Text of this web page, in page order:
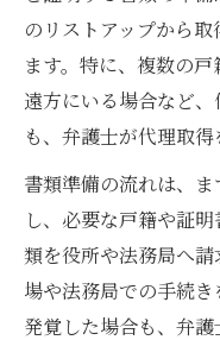
のリストアップから
ます。特に、複数の
遠方にいる場合など
も、弁護士が代理取得
書類準備の流れは、
し、必要な戸籍や証
類を役所や法務局へ
場や法務局での手続
発覚した場合も、弁